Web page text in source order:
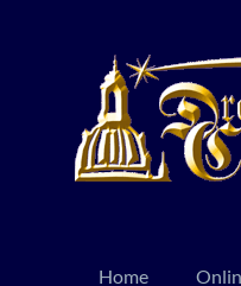
Home